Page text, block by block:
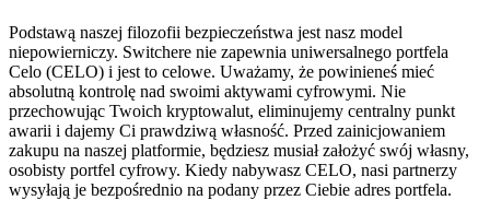
Podstawą naszej filozofii bezpieczeństwa jest nasz model
niepowierniczy. Switchere nie zapewnia uniwersalnego portfela
Celo (CELO) i jest to celowe. Uważamy, że powinieneś mieć
absolutną kontrolę nad swoimi aktywami cyfrowymi. Nie
przechowując Twoich kryptowalut, eliminujemy centralny punkt
awarii i dajemy Ci prawdziwą własność. Przed zainicjowaniem
zakupu na naszej platformie, będziesz musiał założyć swój własny,
osobisty portfel cyfrowy. Kiedy nabywasz CELO, nasi partnerzy
wysyłają je bezpośrednio na podany przez Ciebie adres portfela.